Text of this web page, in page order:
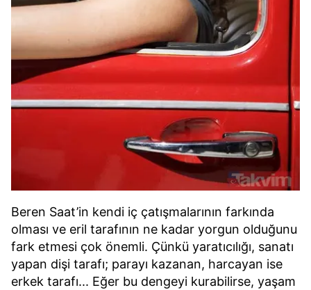
Beren Saat’in kendi iç çatışmalarının farkında
olması ve eril tarafının ne kadar yorgun olduğunu
fark etmesi çok önemli. Çünkü yaratıcılığı, sanatı
yapan dişi tarafı; parayı kazanan, harcayan ise
erkek tarafı... Eğer bu dengeyi kurabilirse, yaşam